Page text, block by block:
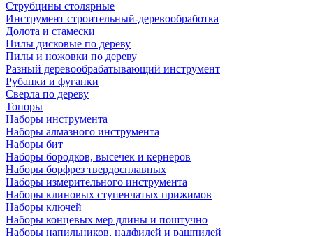
Струбцины столярные
Инструмент строительный-деревообработка
Долота и стамески
Пилы дисковые по дереву
Пилы и ножовки по дереву
Разный деревообрабатывающий инструмент
Рубанки и фуганки
Сверла по дереву
Топоры
Наборы инструмента
Наборы алмазного инструмента
Наборы бит
Наборы бородков, высечек и кернеров
Наборы борфрез твердосплавных
Наборы измерительного инструмента
Наборы клиновых ступенчатых прижимов
Наборы ключей
Наборы концевых мер длины и поштучно
Наборы напильников, надфилей и рашпилей